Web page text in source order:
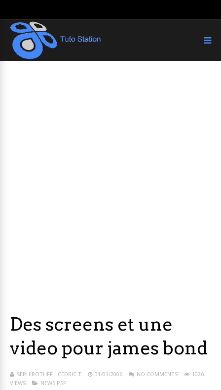
Des screens et une
video pour james bond
SEPHIROTHFF - CEDRIC T 31/01/2006 NO COMMENTS
1026
VIEWS
NEWS PSP